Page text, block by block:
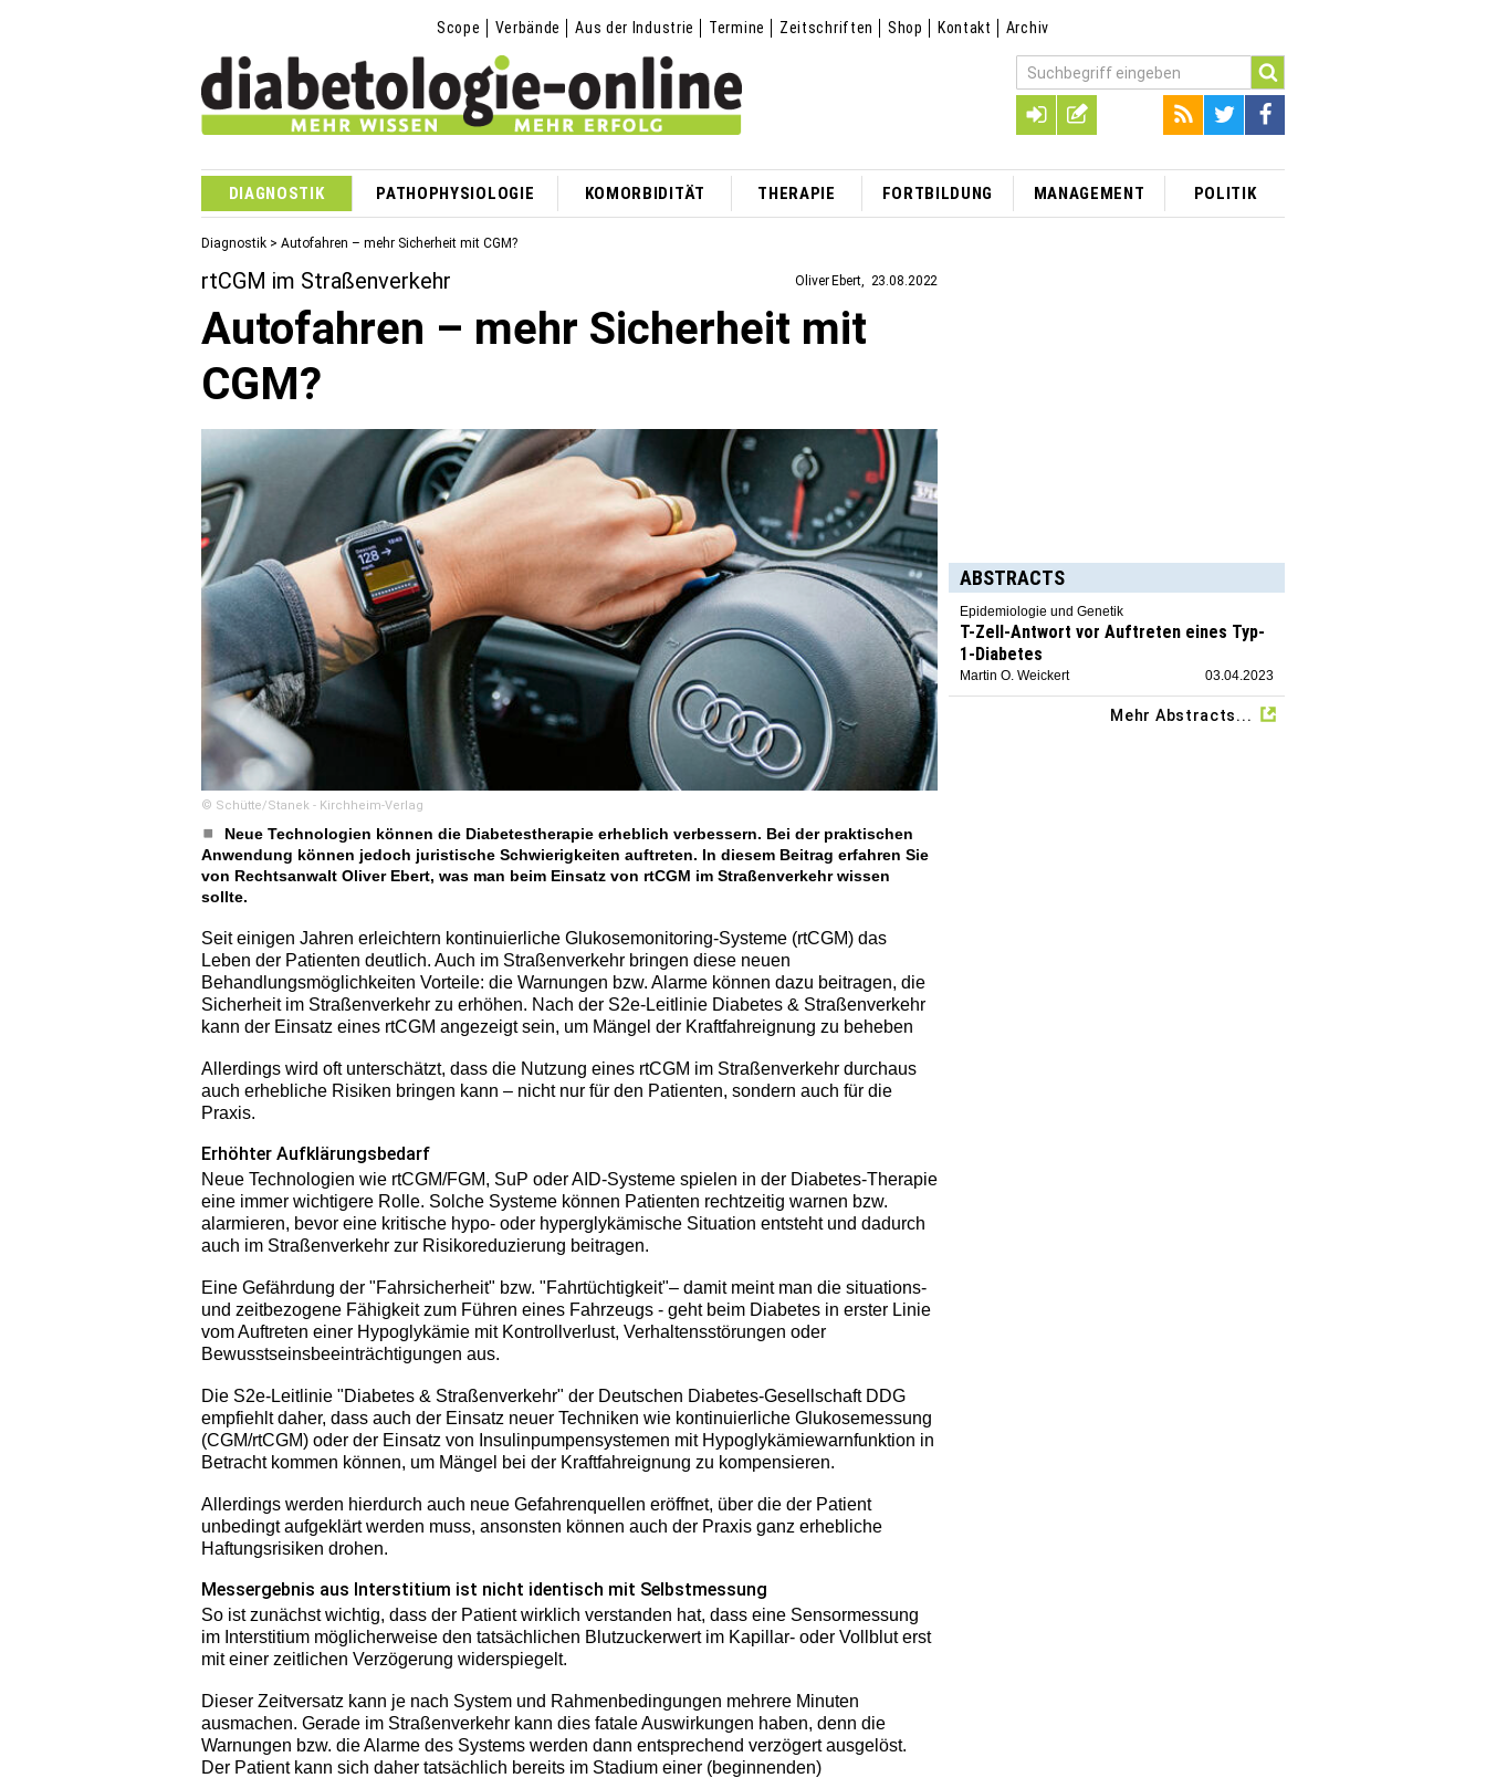
Scope Verbände Aus der Industrie Termine Zeitschriften Shop Kontakt Archiv
DIAGNOSTIK PATHOPHYSIOLOGIE KOMORBIDITÄT THERAPIE FORTBILDUNG MANAGEMENT POLITIK
Diagnostik > Autofahren – mehr Sicherheit mit CGM?
rtCGM im Straßenverkehr Oliver Ebert 23.08.2022
Autofahren – mehr Sicherheit mit
CGM?
© Schütte/Stanek - Kirchheim-Verlag
Neue Technologien können die Diabetestherapie erheblich verbessern. Bei der praktischen
Anwendung können jedoch juristische Schwierigkeiten auftreten. In diesem Beitrag erfahren Sie
von Rechtsanwalt Oliver Ebert, was man beim Einsatz von rtCGM im Straßenverkehr wissen
sollte.
Seit einigen Jahren erleichtern kontinuierliche Glukosemonitoring-Systeme (rtCGM) das
Leben der Patienten deutlich. Auch im Straßenverkehr bringen diese neuen
Behandlungsmöglichkeiten Vorteile: die Warnungen bzw. Alarme können dazu beitragen, die
Sicherheit im Straßenverkehr zu erhöhen. Nach der S2e-Leitlinie Diabetes & Straßenverkehr
kann der Einsatz eines rtCGM angezeigt sein, um Mängel der Kraftfahreignung zu beheben
Allerdings wird oft unterschätzt, dass die Nutzung eines rtCGM im Straßenverkehr durchaus
auch erhebliche Risiken bringen kann – nicht nur für den Patienten, sondern auch für die
Praxis.
Erhöhter Aufklärungsbedarf
Neue Technologien wie rtCGM/FGM, SuP oder AID-Systeme spielen in der Diabetes-Therapie
eine immer wichtigere Rolle. Solche Systeme können Patienten rechtzeitig warnen bzw.
alarmieren, bevor eine kritische hypo- oder hyperglykämische Situation entsteht und dadurch
auch im Straßenverkehr zur Risikoreduzierung beitragen.
Eine Gefährdung der "Fahrsicherheit" bzw. "Fahrtüchtigkeit"– damit meint man die situations-
und zeitbezogene Fähigkeit zum Führen eines Fahrzeugs - geht beim Diabetes in erster Linie
vom Auftreten einer Hypoglykämie mit Kontrollverlust, Verhaltensstörungen oder
Bewusstseinsbeeinträchtigungen aus.
Die S2e-Leitlinie "Diabetes & Straßenverkehr" der Deutschen Diabetes-Gesellschaft DDG
empfiehlt daher, dass auch der Einsatz neuer Techniken wie kontinuierliche Glukosemessung
(CGM/rtCGM) oder der Einsatz von Insulinpumpensystemen mit Hypoglykämiewarnfunktion in
Betracht kommen können, um Mängel bei der Kraftfahreignung zu kompensieren.
Allerdings werden hierdurch auch neue Gefahrenquellen eröffnet, über die der Patient
unbedingt aufgeklärt werden muss, ansonsten können auch der Praxis ganz erhebliche
Haftungsrisiken drohen.
Messergebnis aus Interstitium ist nicht identisch mit Selbstmessung
So ist zunächst wichtig, dass der Patient wirklich verstanden hat, dass eine Sensormessung
im Interstitium möglicherweise den tatsächlichen Blutzuckerwert im Kapillar- oder Vollblut erst
mit einer zeitlichen Verzögerung widerspiegelt.
Dieser Zeitversatz kann je nach System und Rahmenbedingungen mehrere Minuten
ausmachen. Gerade im Straßenverkehr kann dies fatale Auswirkungen haben, denn die
Warnungen bzw. die Alarme des Systems werden dann entsprechend verzögert ausgelöst.
Der Patient kann sich daher tatsächlich bereits im Stadium einer (beginnenden)
ABSTRACTS
Epidemiologie und Genetik
T-Zell-Antwort vor Auftreten eines Typ-
1-Diabetes
Martin O. Weickert 03.04.2023
Mehr Abstracts...